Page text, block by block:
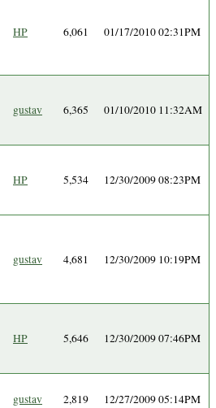
HP 6,061 01/17/2010 02:31PM
gustav 6,365 01/10/2010 11:32AM
HP 5,534 12/30/2009 08:23PM
gustav 4,681 12/30/2009 10:19PM
HP 5,646 12/30/2009 07:46PM
gustav 2,819 12/27/2009 05:14PM